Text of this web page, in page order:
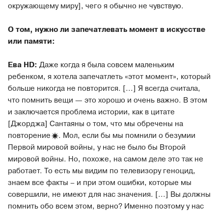
окружающему миру], чего я обычно не чувствую.
О том, нужно ли запечатлевать момент в искусстве
или памяти:
Ева HD: Даже когда я была совсем маленьким
ребенком, я хотела запечатлеть «этот момент», который
больше никогда не повторится. [...] Я всегда считала,
что помнить вещи — это хорошо и очень важно. В этом
и заключается проблема истории, как в цитате
[Джорджа] Сантаяны о том, что мы обречены на
повторение
. Мол, если бы мы помнили о безумии
Первой мировой войны, у нас не было бы Второй
мировой войны. Но, похоже, на самом деле это так не
работает. То есть мы видим по телевизору геноцид,
знаем все факты – и при этом ошибки, которые мы
совершили, не имеют для нас значения. [...] Вы должны
помнить обо всем этом, верно? Именно поэтому у нас